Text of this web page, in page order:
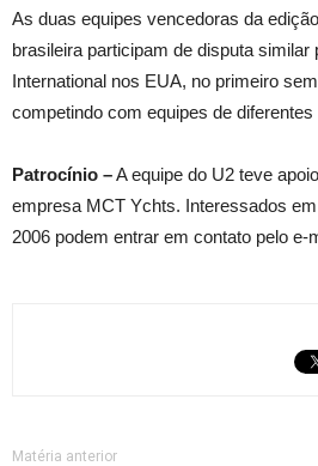
As duas equipes vencedoras da
brasileira participam de disputa similar
International nos EUA, no primeiro
competindo com equipes de
Patrocínio –A equipe do U2 teve
empresa MCT Ychts. Interessados
2006 podem entrar em contato pelo e-
Matéria anterior